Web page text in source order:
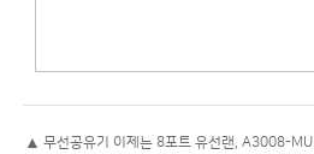
▲ 무선공유기 이제는 8포트 유선랜, A3008-MU